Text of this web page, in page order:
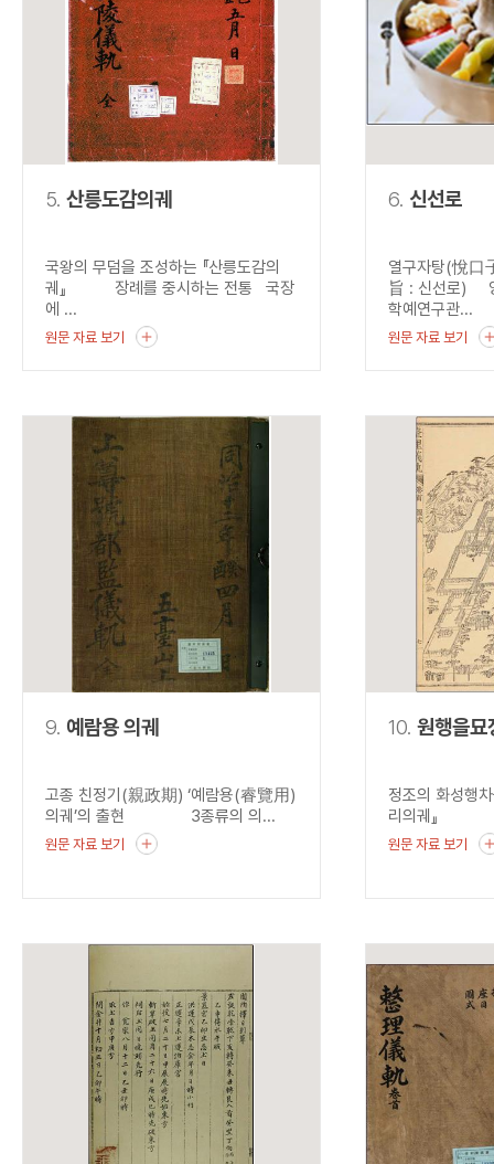
5. 산릉도감의궤
국왕의 무덤을 조성하는 『산릉도감의
궤』 장례를 중시하는 전통 국장
에 ...
원문 자료 보기
6. 신선로
열구자탕(悅
旨 : 신선로)
학예연구관...
원문 자료 보기
9. 예람용 의궤
고종 친정기(親政期) ‘예람용(睿覽用)
의궤’의 출현 3종류의 의...
원문 자료 보기
10. 원행을묘
정조의 화성행
리의궤』
원문 자료 보기